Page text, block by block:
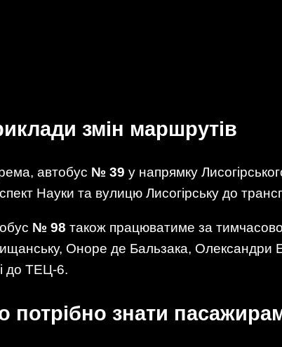
змін маршрутів
автобус № 39 у напрямку
Науки та вулицю Лисогірську до
№ 98 також працюватиме за
Оноре де Бальзака, Олександри
до ТЕЦ-6.
потрібно знати